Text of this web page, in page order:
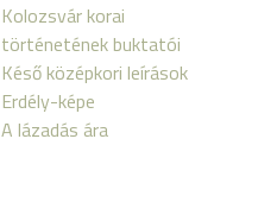
Kolozsvár korai
történetének buktatói
Késő középkori leírások
Erdély-képe
A lázadás ára